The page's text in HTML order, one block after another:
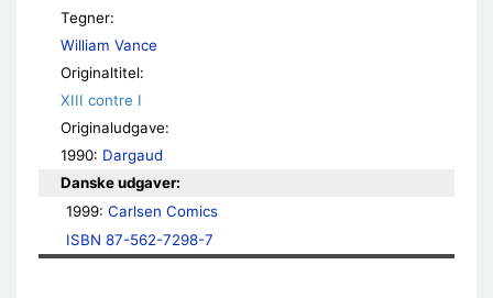
Tegner:
William Vance
Originaltitel:
XIII contre I
Originaludgave:
1990: Dargaud
Danske udgaver:
1999: Carlsen Comics
ISBN 87-562-7298-7